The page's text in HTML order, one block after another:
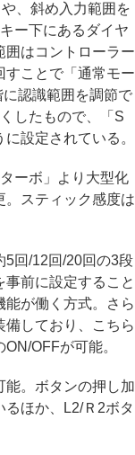
、斜め入力範囲を
ー下にあるダイヤ
囲はコントローラー
すことで「通常モー
認識範囲を調節で
したもので、「S
設定されている。
ーボ」より大型化
。スティック感度は
回/12回/20回の3段
前に設定すること
が働く方式。さら
しており、こちら
OFFが可能。
。ボタンの押し加
ほか、L2/Ｒ2ボタ